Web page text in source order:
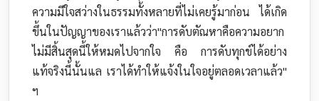
ความมีใจสว่างในธรรมทั้งหลายที่ไม่เคยรู้มาก่อน ได้เกิด
ขึ้นในปัญญาของเราแล้วว่า"การดับตัณหาคือความอยาก
ไม่มีสิ้นสุดนี้ให้หมดไปจากใจ คือ การดับทุกข์ได้อย่าง
แท้จริงนี้นั้นแล เราได้ทำให้แจ้งในใจอยู่ตลอดเวลาแล้ว"
ฯ